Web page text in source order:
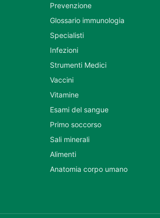
Prevenzione
Glossario immunologia
Specialisti
Infezioni
Strumenti Medici
Vaccini
Vitamine
Esami del sangue
Primo soccorso
Sali minerali
Alimenti
Anatomia corpo umano